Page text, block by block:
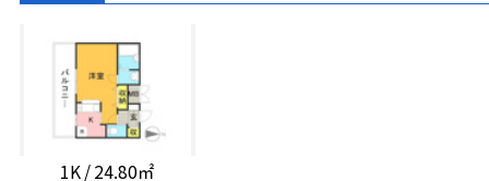
1K / 24.80㎡